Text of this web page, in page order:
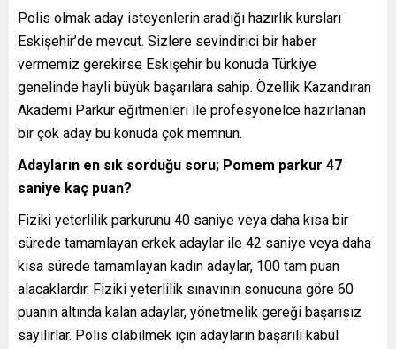
Polis olmak aday isteyenlerin aradığı hazırlık kursları
Eskişehir’de mevcut. Sizlere sevindirici bir haber
vermemiz gerekirse Eskişehir bu konuda Türkiye
genelinde hayli büyük başarılara sahip. Özellik Kazandıran
Akademi Parkur eğitmenleri ile profesyonelce hazırlanan
bir çok aday bu konuda çok memnun.
Adayların en sık sorduğu soru; Pomem parkur 47
saniye kaç puan?
Fiziki yeterlilik parkurunu 40 saniye veya daha kısa bir
sürede tamamlayan erkek adaylar ile 42 saniye veya daha
kısa sürede tamamlayan kadın adaylar, 100 tam puan
alacaklardır. Fiziki yeterlilik sınavının sonucuna göre 60
puanın altında kalan adaylar, yönetmelik gereği başarısız
sayılırlar. Polis olabilmek için adayların başarılı kabul